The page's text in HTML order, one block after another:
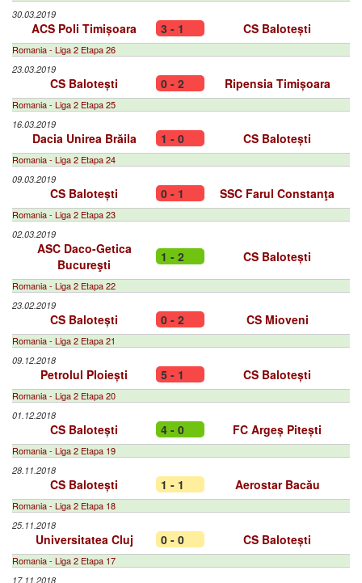
30.03.2019
ACS Poli Timișoara 3 - 1 CS Balotești
Romania - Liga 2 Etapa 26
23.03.2019
CS Balotești 0 - 2 Ripensia Timișoara
Romania - Liga 2 Etapa 25
16.03.2019
Dacia Unirea Brăila 1 - 0 CS Balotești
Romania - Liga 2 Etapa 24
09.03.2019
CS Balotești 0 - 1 SSC Farul Constanţa
Romania - Liga 2 Etapa 23
02.03.2019
ASC Daco-Getica
Bucureşti
1 - 2 CS Balotești
Romania - Liga 2 Etapa 22
23.02.2019
CS Balotești 0 - 2 CS Mioveni
Romania - Liga 2 Etapa 21
09.12.2018
Petrolul Ploiești 5 - 1 CS Balotești
Romania - Liga 2 Etapa 20
01.12.2018
CS Balotești 4 - 0 FC Argeș Pitești
Romania - Liga 2 Etapa 19
28.11.2018
CS Balotești 1 - 1 Aerostar Bacău
Romania - Liga 2 Etapa 18
25.11.2018
Universitatea Cluj 0 - 0 CS Balotești
Romania - Liga 2 Etapa 17
17.11.2018